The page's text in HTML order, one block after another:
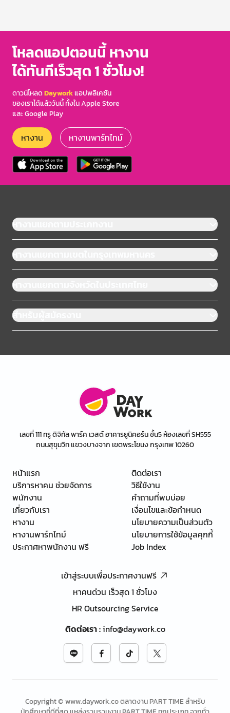
โหลดแอปตอนนี้ หางาน
ได้ทันทีเร็วสุด 1 ชั่วโมง!
ดาวน์โหลดDayworkแอปพลิเคชัน
ของเราได้แล้ววันนี้ ทั้งใน Apple Store
และ Google Play
หางาน หางานพาร์ทไทม์
หางานแยกตามประเภทงาน
หางานแยกตามเขตในกรุงเทพมหานคร
หางานแยกตามจังหวัดในประเทศไทย
สำหรับผู้สมัครงาน
เลขที่ 111 ทรู ดิจิทัล พาร์ค เวสต์ อาคารยูนิคอร์น ชั้น5 ห้องเลขที่ SH555
ถนนสุขุมวิท แขวงบางจาก เขตพระโขนง กรุงเทพ 10260
หน้าแรก
บริการหาคน ช่วยจัดการ
พนักงาน
เกี่ยวกับเรา
หางาน
หางานพาร์ทไทม์
ประกาศหาพนักงาน ฟรี
ติดต่อเรา
วิธีใช้งาน
คำถามที่พบบ่อย
เงื่อนไขและข้อกำหนด
นโยบายความเป็นส่วนตัว
นโยบายการใช้ข้อมูลคุกกี้
Job Index
เข้าสู่ระบบเพื่อประกาศงานฟรี
หาคนด่วน เร็วสุด 1 ชั่วโมง
HR Outsourcing Service
ติดต่อเรา:info@daywork.co
Copyright © www.daywork.co ตลาดงาน PART TIME สำหรับ